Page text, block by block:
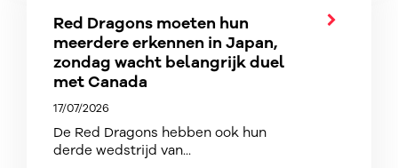
Red Dragons moeten hun
meerdere erkennen in Japan,
zondag wacht belangrijk duel
met Canada
17/07/2026
De Red Dragons hebben ook hun
derde wedstrijd van...